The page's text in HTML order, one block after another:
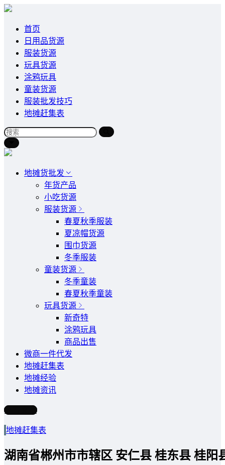
首页
日用品货源
服装货源
玩具货源
涂鸦玩具
童装货源
服装批发技巧
地摊赶集表
地摊货批发
年货产品
小吃货源
服装货源
春夏秋季服装
夏凉帽货源
围巾货源
冬季服装
童装货源
冬季童装
春夏秋季童装
玩具货源
新奇特
涂鸦玩具
商品出售
微商一件代发
地摊赶集表
地摊经验
地摊资讯
写文章
地摊赶集表
湖南省郴州市市辖区 安仁县 桂东县 桂阳